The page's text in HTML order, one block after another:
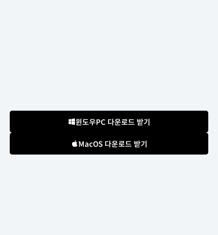
윈도우PC 다운로드 받기
MacOS 다운로드 받기